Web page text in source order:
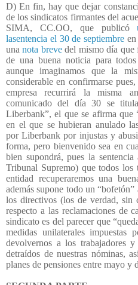
D) En fin, hay que dejar
de los sindicatos firmantes del
SIMA, CC.OO, que publicó
lasentencia el 30 de septiembre
unanota brevedel mismo día que
de una buena noticia para
aunque imaginamos que la
considerable en confirmarse
empresa recurrirá la misma
comunicado del día 30 se
Liberbank”, el que se afirma que
en el que se hubieran anulado
por Liberbank por injustas y
forma, pero bienvenido sea en
bien supondrá, pues la
Tribunal Supremo) que todos los
entidad recuperaremos una
además supone todo un
los directivos (los de verdad, sin
respecto a las reclamaciones de
sindicato es del parecer que “
medidas unilaterales impuestas
devolvernos a los trabajadores y
detraídos de nuestras nóminas,
planes de pensiones entre mayo y